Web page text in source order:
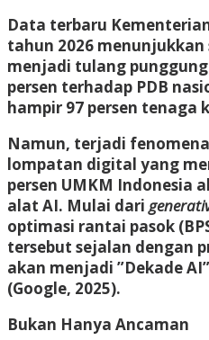
Data terbaru
tahun 2026
menjadi tulang
persen terhadap PDB
hampir 97 persen tenaga
Namun, terjadi
lompatan digital yang
persen UMKM Indonesia
alat AI. Mulai dari
optimasi rantai pasok
tersebut sejalan dengan
akan menjadi ”Dekade
(Google, 2025).
Bukan Hanya Ancaman